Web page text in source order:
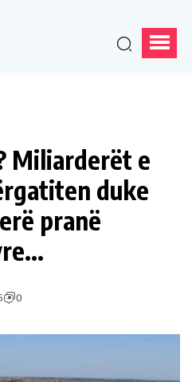
Miliarderët e
duke
pranë
0